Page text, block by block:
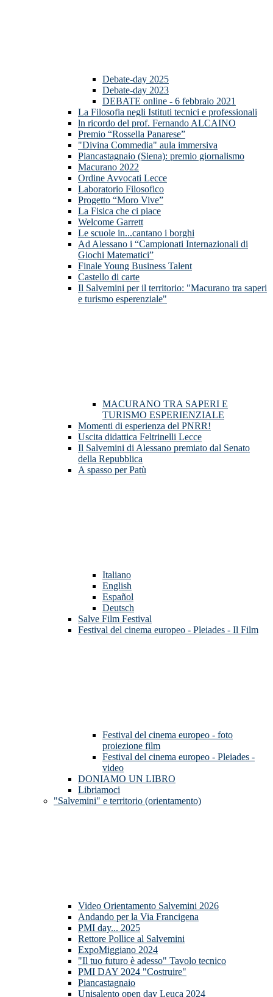
Debate-day 2025
Debate-day 2023
DEBATE online - 6 febbraio 2021
La Filosofia negli Istituti tecnici e professionali
ln ricordo del prof. Fernando ALCAINO
Premio “Rossella Panarese”
"Divina Commedia" aula immersiva
Piancastagnaio (Siena): premio giornalismo
Macurano 2022
Ordine Avvocati Lecce
Laboratorio Filosofico
Progetto “Moro Vive”
La Fisica che ci piace
Welcome Garrett
Le scuole in...cantano i borghi
Ad Alessano i “Campionati Internazionali di
Giochi Matematici”
Finale Young Business Talent
Castello di carte
Il Salvemini per il territorio: "Macurano tra saperi
e turismo esperenziale"
MACURANO TRA SAPERI E
TURISMO ESPERIENZIALE
Momenti di esperienza del PNRR!
Uscita didattica Feltrinelli Lecce
Il Salvemini di Alessano premiato dal Senato
della Repubblica
A spasso per Patù
Italiano
English
Español
Deutsch
Salve Film Festival
Festival del cinema europeo - Pleiades - Il Film
Festival del cinema europeo - foto
proiezione film
Festival del cinema europeo - Pleiades -
video
DONIAMO UN LIBRO
Libriamoci
"Salvemini" e territorio (orientamento)
Video Orientamento Salvemini 2026
Andando per la Via Francigena
PMI day... 2025
Rettore Pollice al Salvemini
ExpoMiggiano 2024
"Il tuo futuro è adesso" Tavolo tecnico
PMI DAY 2024 "Costruire"
Piancastagnaio
Unisalento open day Leuca 2024